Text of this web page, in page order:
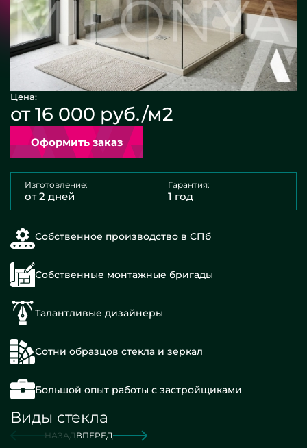
Цена:
от 16 000 руб./м2
Оформить заказ
Изготовление:
от 2 дней
Гарантия:
1 год
Собственное производство в СПб
Собственные монтажные бригады
Талантливые дизайнеры
Сотни образцов стекла и зеркал
Большой опыт работы с застройщиками
Виды стекла
НАЗАДВПЕРЕД